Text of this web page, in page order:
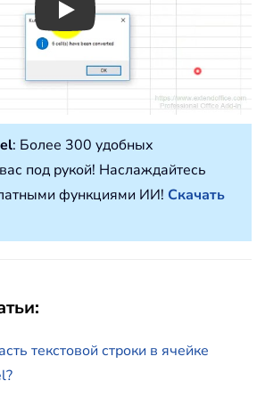
Play
: Более 300 удобных
под рукой! Наслаждайтесь
функциями ИИ! Скачать
текстовой строки в ячейке